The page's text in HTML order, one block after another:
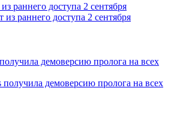
раннего доступа 2 сентября
раннего доступа 2 сентября
демоверсию пролога на всех
демоверсию пролога на всех